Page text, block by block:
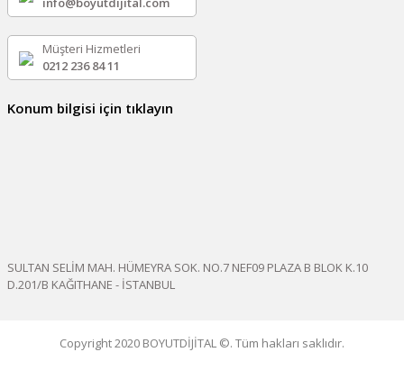
Müşteri Hizmetleri
0212 236 84 11
Konum bilgisi için tıklayın
SULTAN SELİM MAH. HÜMEYRA SOK. NO.7 NEF09 PLAZA B BLOK K.10
D.201/B KAĞITHANE - İSTANBUL
Copyright 2020 BOYUTDİJİTAL ©. Tüm hakları saklıdır.